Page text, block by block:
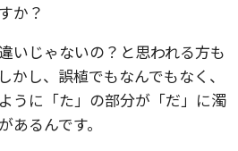
か？
いじゃないの？と思われる方も
かし、誤植でもなんでもなく、
うに「た」の部分が「だ」に濁
あるんです。